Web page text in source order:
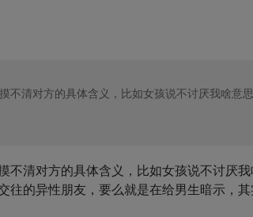
不清对方的具体含义，比如女孩说不讨厌我啥意思
不清对方的具体含义，比如女孩说不讨厌
往的异性朋友，要么就是在给男生暗示，